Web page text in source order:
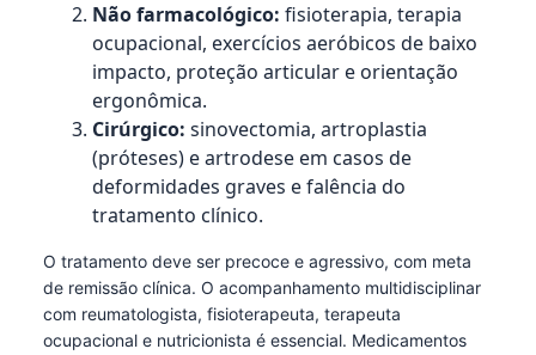
Não farmacológico: fisioterapia, terapia
ocupacional, exercícios aeróbicos de baixo
impacto, proteção articular e orientação
ergonômica.
Cirúrgico: sinovectomia, artroplastia
(próteses) e artrodese em casos de
deformidades graves e falência do
tratamento clínico.
O tratamento deve ser precoce e agressivo, com meta
de remissão clínica. O acompanhamento multidisciplinar
com reumatologista, fisioterapeuta, terapeuta
ocupacional e nutricionista é essencial. Medicamentos